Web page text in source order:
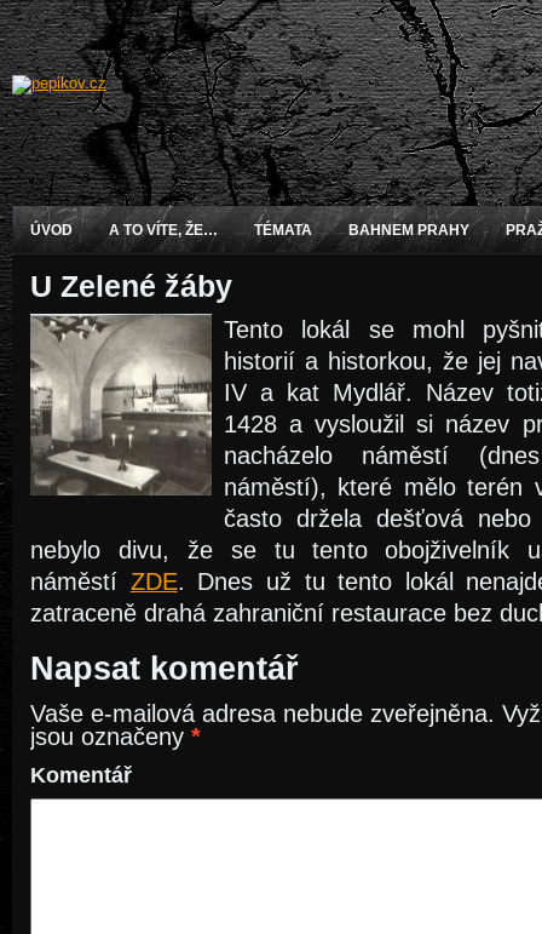
ÚVOD A TO VÍTE, ŽE… TÉMATA BAHNEM PRAHY
U Zelené žáby
Tento lokál se mohl
historií a historkou, že jej
IV a kat Mydlář. Název
1428 a vysloužil si název
nacházelo náměstí
náměstí), které mělo terén
často držela dešťová
nebylo divu, že se tu tento obojživelník
náměstí ZDE. Dnes už tu tento lokál
zatraceně drahá zahraniční restaurace bez
Napsat komentář
Vaše e-mailová adresa nebude zveřejněna.
jsou označeny *
Komentář